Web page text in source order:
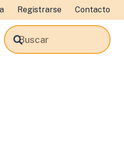
Registrarse Contacto